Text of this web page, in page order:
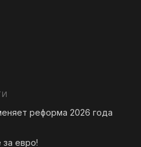
реформа 2026 года
за евро!